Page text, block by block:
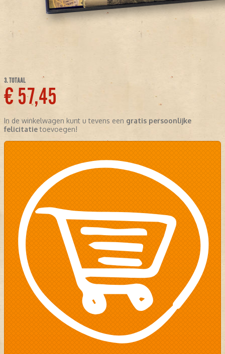
3. TOTAAL
€ 57,45
In de winkelwagen kunt u tevens een gratis persoonlijke
felicitatietoevoegen!